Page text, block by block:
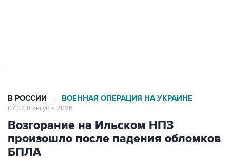
В РОССИИ → ВОЕННАЯ ОПЕРАЦИЯ НА УКРАИНЕ
07:37, 8 августа 2026
Возгорание на Ильском НПЗ
произошло после падения обломков
БПЛА